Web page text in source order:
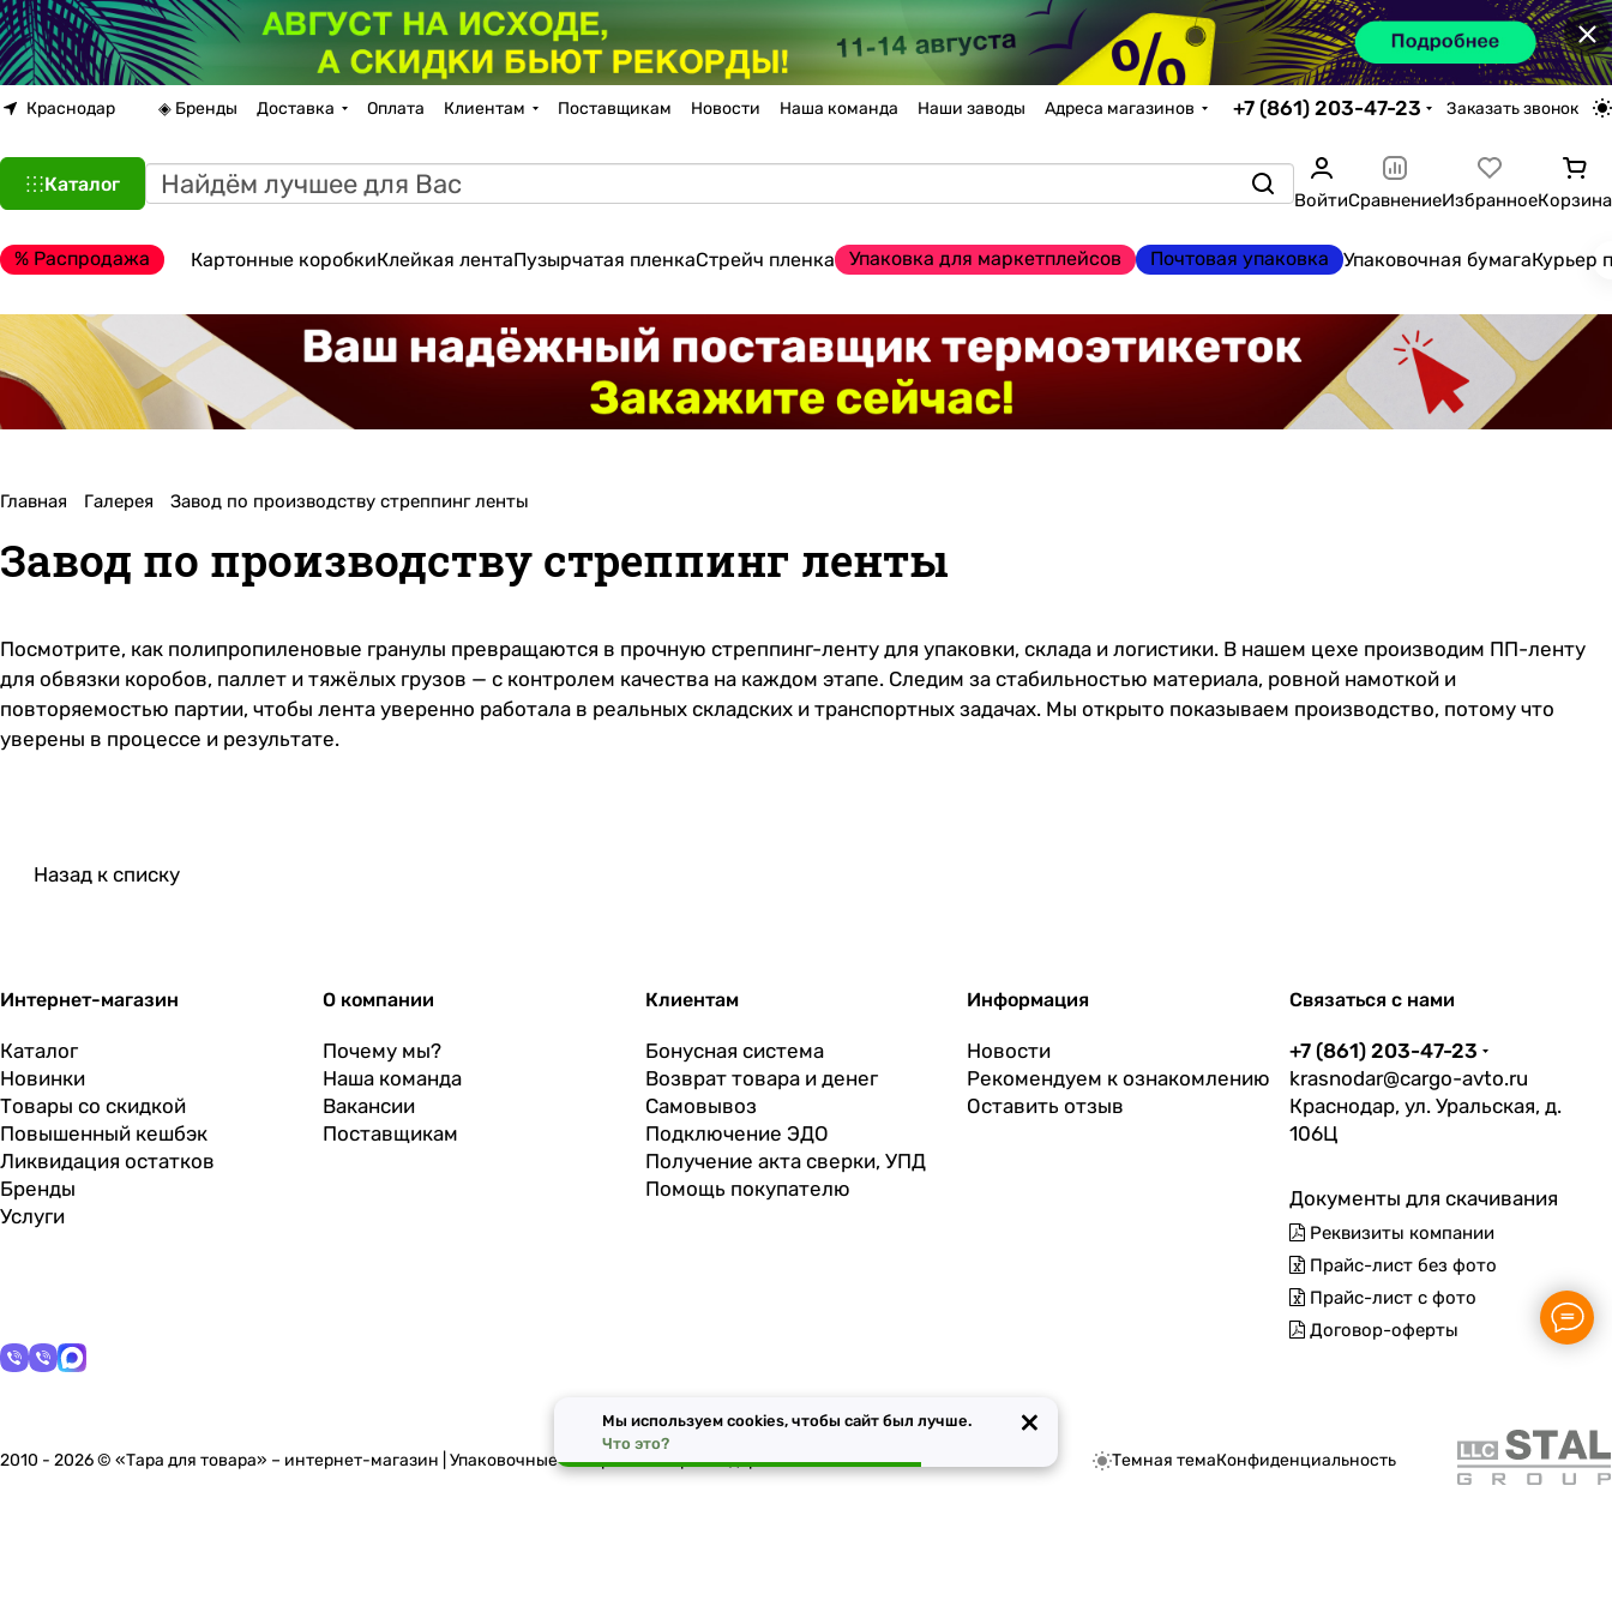
×
Краснодар ◈ Бренды Доставка Оплата Клиентам Поставщикам Новости Наша команда Наши заводы Адреса магазинов +7 (861) 203-47-23 Заказать звонок
Каталог
ВойтиСравнениеИзбранноеКорзина
% Распродажа Картонные коробкиКлейкая лентаПузырчатая пленкаСтрейч пленка Упаковка для маркетплейсов Почтовая упаковка Упаковочная бумагаКурьер
Главная Галерея Завод по производству стреппинг ленты
Завод по производству стреппинг ленты
Посмотрите, как полипропиленовые гранулы превращаются в прочную стреппинг-ленту для упаковки, склада и логистики. В нашем цехе производим ПП-ленту
для обвязки коробов, паллет и тяжёлых грузов — с контролем качества на каждом этапе. Следим за стабильностью материала, ровной намоткой и
повторяемостью партии, чтобы лента уверенно работала в реальных складских и транспортных задачах. Мы открыто показываем производство, потому что
уверены в процессе и результате.
Назад к списку
Интернет-магазин
Каталог
Новинки
Товары со скидкой
Повышенный кешбэк
Ликвидация остатков
Бренды
Услуги
О компании
Почему мы?
Наша команда
Вакансии
Поставщикам
Клиентам
Бонусная система
Возврат товара и денег
Самовывоз
Подключение ЭДО
Получение акта сверки, УПД
Помощь покупателю
Информация
Новости
Рекомендуем к ознакомлению
Оставить отзыв
Связаться с нами
+7 (861) 203-47-23
krasnodar@cargo-avto.ru
Краснодар, ул. Уральская, д.
106Ц
Документы для скачивания
Реквизиты компании
Прайс-лист без фото
Прайс-лист с фото
Договор-оферты
2010 - 2026 © «Тара для товара» – интернет-магазин | Упаковочные материалы в Краснодаре Темная темаКонфиденциальность
Мы используем cookies, чтобы сайт был лучше.
Что это?
×